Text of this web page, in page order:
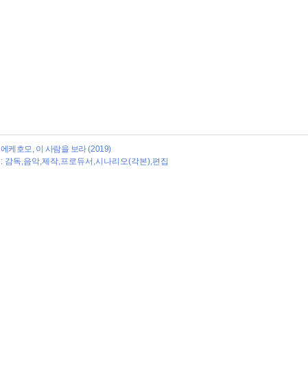
에케호모, 이 사람을 보라 (2019)
: 감독,음악,제작,프로듀서,시나리오(각본),편집